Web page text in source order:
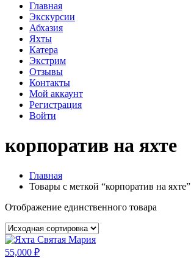
Главная
Экскурсии
Абхазия
Яхты
Катера
Экстрим
Отзывы
Контакты
Мой аккаунт
Регистрация
Войти
корпоратив на яхте
Главная
Товары с меткой “корпоратив на яхте”
Отображение единственного товара
55,000 ₽